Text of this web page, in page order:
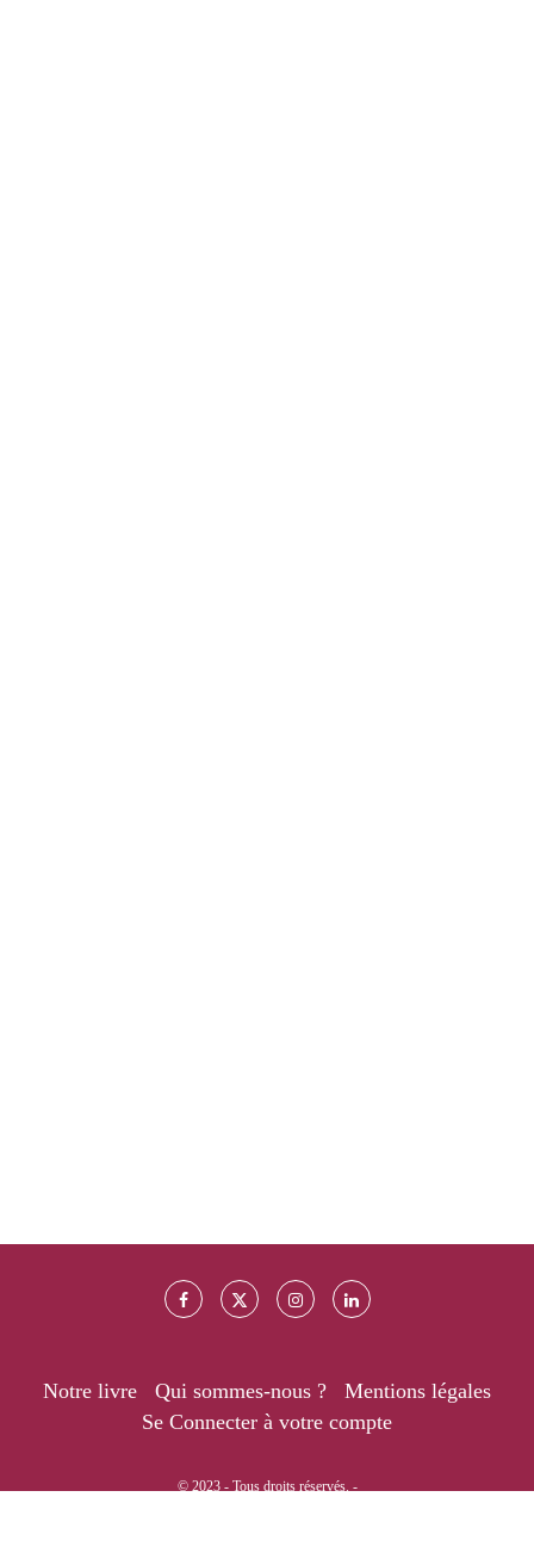
Notre livre Qui sommes-nous ?
Mentions légales
Se Connecter à votre compte
© 2023 - Tous droits réservés. -